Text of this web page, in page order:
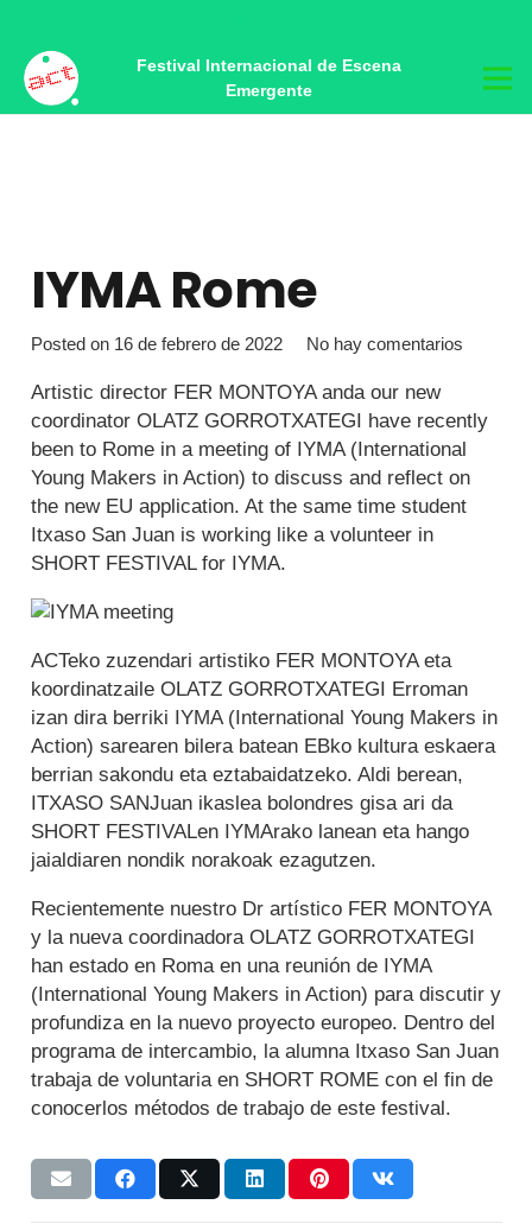
Festival Internacional de Escena
Emergente
IYMA Rome
Posted on 16 de febrero de 2022 No hay comentarios
Artistic director FER MONTOYA anda our new
coordinator OLATZ GORROTXATEGI have recently
been to Rome in a meeting of IYMA (International
Young Makers in Action) to discuss and reflect on
the new EU application. At the same time student
Itxaso San Juan is working like a volunteer in
SHORT FESTIVAL for IYMA.
ACTeko zuzendari artistiko FER MONTOYA eta
koordinatzaile OLATZ GORROTXATEGI Erroman
izan dira berriki IYMA (International Young Makers in
Action) sarearen bilera batean EBko kultura eskaera
berrian sakondu eta eztabaidatzeko. Aldi berean,
ITXASO SANJuan ikaslea bolondres gisa ari da
SHORT FESTIVALen IYMArako lanean eta hango
jaialdiaren nondik norakoak ezagutzen.
Recientemente nuestro Dr artístico FER MONTOYA
y la nueva coordinadora OLATZ GORROTXATEGI
han estado en Roma en una reunión de IYMA
(International Young Makers in Action) para discutir y
profundiza en la nuevo proyecto europeo. Dentro del
programa de intercambio, la alumna Itxaso San Juan
trabaja de voluntaria en SHORT ROME con el fin de
conocerlos métodos de trabajo de este festival.